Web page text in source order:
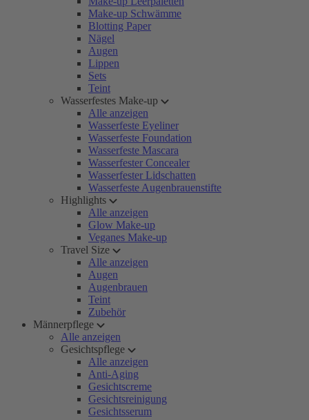
Make-up Schwämme
Blotting Paper
Nägel
Augen
Lippen
Sets
Teint
Wasserfestes Make-up
Alle anzeigen
Wasserfeste Eyeliner
Wasserfeste Foundation
Wasserfeste Mascara
Wasserfester Concealer
Wasserfester Lidschatten
Wasserfeste Augenbrauenstifte
Highlights
Alle anzeigen
Glow Make-up
Veganes Make-up
Travel Size
Alle anzeigen
Augen
Augenbrauen
Teint
Zubehör
Männerpflege
Alle anzeigen
Gesichtspflege
Alle anzeigen
Anti-Aging
Gesichtscreme
Gesichtsreinigung
Gesichtsserum